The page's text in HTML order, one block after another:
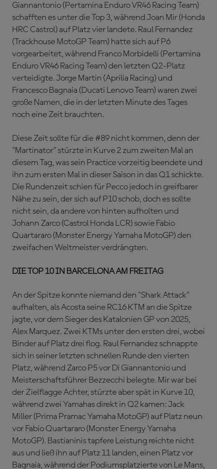
Giannantonio (Pertamina Enduro VR46 Racing Team)
schafften es unter die Top 3, während Joan Mir (Honda
HRC Castrol) auf Platz vier landete. Raul Fernandez
(Trackhouse MotoGP Team) hatte sich auf P6
vorgearbeitet, während Franco Morbidelli (Pertamina
Enduro VR46 Racing Team) den letzten Q2-Platz
verteidigte. Jorge Martin (Aprilia Racing) und
Francesco Bagnaia (Ducati Lenovo Team) waren zwei
große Namen, die in der letzten Minute des Tages
noch eine Zeit brauchten.
Diese Zeit sollte für die #89 nicht kommen, denn der
"Martinator" stürzte in Kurve 2 zum zweiten Mal an
diesem Tag, was sein Practice vorzeitig beendete und
ihn zum ersten Mal in dieser Saison in das Q1 schickte.
Die Rundenzeit schien für Pecco jedoch in greifbarer
Nähe zu sein, der sich auf P10 schob, doch es sollte
nicht sein, da andere von hinten aufholten und
Johann Zarco (Castrol Honda LCR) sowie Fabio
Quartararo (Monster Energy Yamaha MotoGP) den
zweifachen Weltmeister verdrängten.
DIE TOP 10 IN BARCELONA AM FREITAG
An der Spitze konnte niemand den "Shark Attack"
aufhalten, als Acosta seine RC16 KTM an die Spitze
jagte, vor dem Sieger des Katalonien GP von 2025,
Alex Marquez. Zwei KTMs unter den ersten drei, wobei
Binder auf Platz drei flog. Raul Fernandez schnappte
sich in seiner letzten schnellen Runde den vierten
Platz, während Zarco P5 vor Di Giannantonio und
Meisterschaftsführer Bezzecchi belegte. Mir war bei
der Zielflagge Achter, stürzte aber spät in Kurve 10,
während zwei Yamahas direkt in Q2 kamen: Jack
Miller (Prima Pramac Yamaha MotoGP) auf Platz neun
vor Fabio Quartararo (Monster Energy Yamaha
MotoGP). Bastianinis tapfere Leistung reichte nicht
aus und ließ ihn auf Platz 11 landen, einen Platz vor
Bagnaia, während der Podiumsplatzierte von Le Mans,